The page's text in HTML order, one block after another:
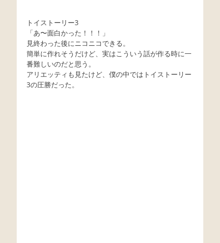
トイストーリー3
「あ〜面白かった！！！」
見終わった後にニコニコできる。
簡単に作れそうだけど、実はこういう話が作る時に一
番難しいのだと思う。
アリエッティも見たけど、僕の中ではトイストーリー
3の圧勝だった。